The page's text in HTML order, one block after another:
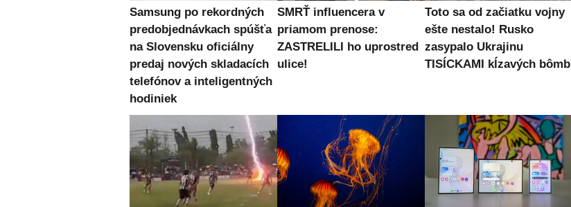
Samsung po rekordných
predobjednávkach spúšťa
na Slovensku oficiálny
predaj nových skladacích
telefónov a inteligentných
hodiniek
SMRŤ influencera v
priamom prenose:
ZASTRELILI ho uprostred
ulice!
Toto sa od začiatku vojny
ešte nestalo! Rusko
zasypalo Ukrajinu
TISÍCKAMI kĺzavých bômb